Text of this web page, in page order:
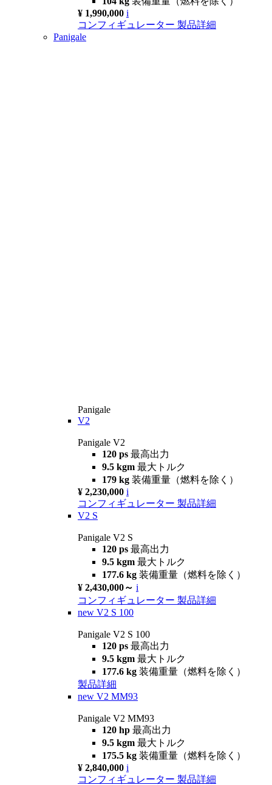
¥ 1,990,000 i
コンフィギュレーター 製品詳細
Panigale
Panigale
V2
Panigale V2
120 ps 最高出力
9.5 kgm 最大トルク
179 kg 装備重量（燃料を除く）
¥ 2,230,000 i
コンフィギュレーター 製品詳細
V2 S
Panigale V2 S
120 ps 最高出力
9.5 kgm 最大トルク
177.6 kg 装備重量（燃料を除く）
¥ 2,430,000～ i
コンフィギュレーター 製品詳細
new V2 S 100
Panigale V2 S 100
120 ps 最高出力
9.5 kgm 最大トルク
177.6 kg 装備重量（燃料を除く）
製品詳細
new V2 MM93
Panigale V2 MM93
120 hp 最高出力
9.5 kgm 最大トルク
175.5 kg 装備重量（燃料を除く）
¥ 2,840,000 i
コンフィギュレーター 製品詳細